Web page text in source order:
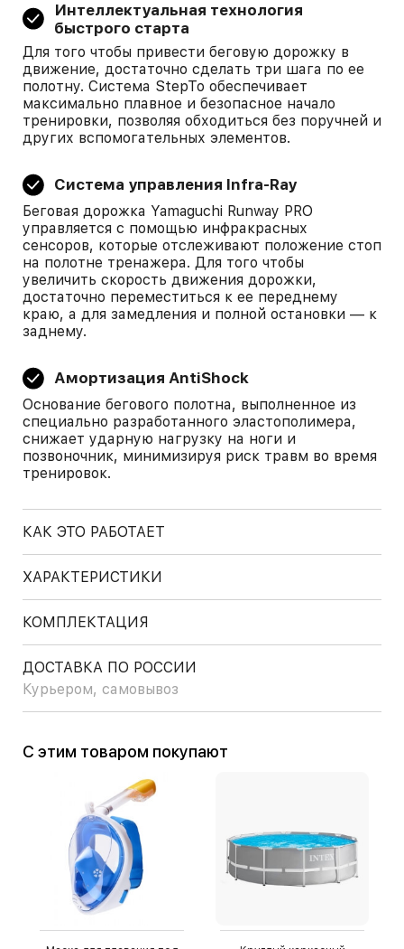
Интеллектуальная технология
быстрого старта
Для того чтобы привести беговую дорожку в
движение, достаточно сделать три шага по ее
полотну. Система StepTo обеспечивает
максимально плавное и безопасное начало
тренировки, позволяя обходиться без поручней и
других вспомогательных элементов.
Система управления Infra-Ray
Беговая дорожка Yamaguchi Runway PRO
управляется с помощью инфракрасных
сенсоров, которые отслеживают положение стоп
на полотне тренажера. Для того чтобы
увеличить скорость движения дорожки,
достаточно переместиться к ее переднему
краю, а для замедления и полной остановки — к
заднему.
Амортизация AntiShock
Основание бегового полотна, выполненное из
специально разработанного эластополимера,
снижает ударную нагрузку на ноги и
позвоночник, минимизируя риск травм во время
тренировок.
КАК ЭТО РАБОТАЕТ
ХАРАКТЕРИСТИКИ
КОМПЛЕКТАЦИЯ
ДОСТАВКА ПО РОССИИ
Курьером, самовывоз
С этим товаром покупают